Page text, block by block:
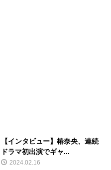
【インタビュー】椿奈央、連続
ドラマ初出演でギャ...
2024.02.16